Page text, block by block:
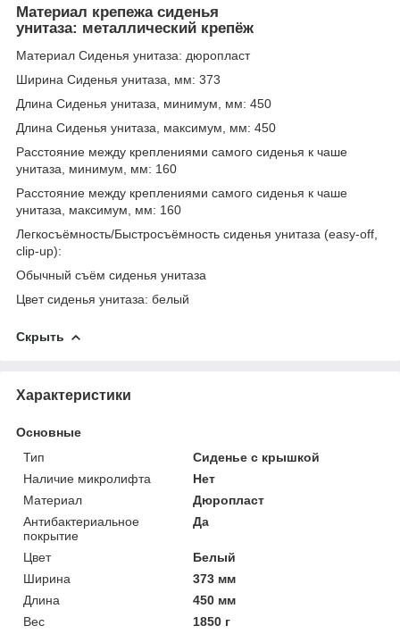
Материал крепежа сиденья
унитаза: металлический крепёж
Материал Сиденья унитаза: дюропласт
Ширина Сиденья унитаза, мм: 373
Длина Сиденья унитаза, минимум, мм: 450
Длина Сиденья унитаза, максимум, мм: 450
Расстояние между креплениями самого сиденья к чаше
унитаза, минимум, мм: 160
Расстояние между креплениями самого сиденья к чаше
унитаза, максимум, мм: 160
Легкосъёмность/Быстросъёмность сиденья унитаза (easy-off,
clip-up):
Обычный съём сиденья унитаза
Цвет сиденья унитаза: белый
Скрыть
Характеристики
Основные
Тип
Сиденье с крышкой
Наличие микролифта
Нет
Материал
Дюропласт
Антибактериальное
покрытие
Да
Цвет
Белый
Ширина
373 мм
Длина
450 мм
Вес
1850 г